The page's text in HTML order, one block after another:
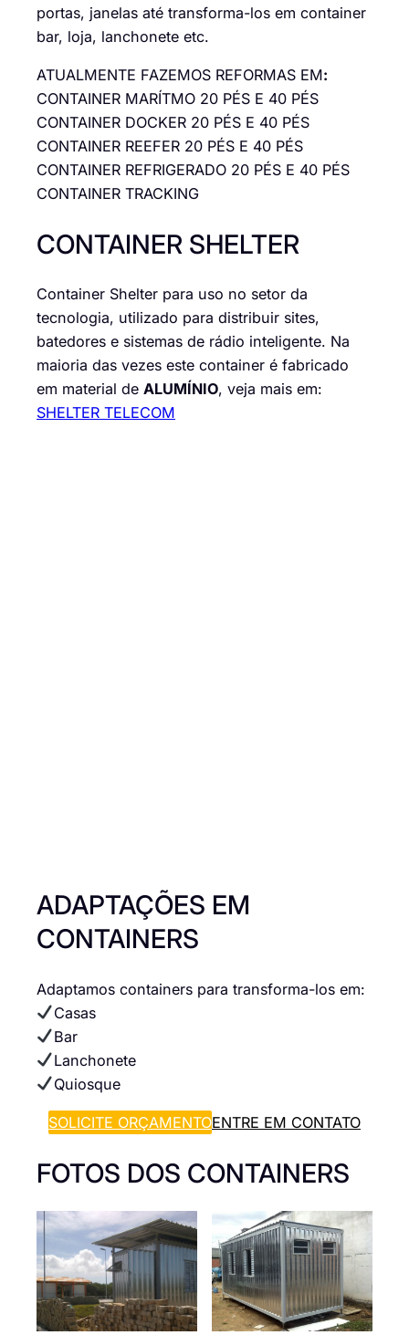
portas, janelas até transforma-los em container
bar, loja, lanchonete etc.
ATUALMENTE FAZEMOS REFORMAS EM:
CONTAINER MARÍTMO 20 PÉS E 40 PÉS
CONTAINER DOCKER 20 PÉS E 40 PÉS
CONTAINER REEFER 20 PÉS E 40 PÉS
CONTAINER REFRIGERADO 20 PÉS E 40 PÉS
CONTAINER TRACKING
CONTAINER SHELTER
Container Shelter para uso no setor da
tecnologia, utilizado para distribuir sites,
batedores e sistemas de rádio inteligente. Na
maioria das vezes este container é fabricado
em material de ALUMÍNIO, veja mais em:
SHELTER TELECOM
ADAPTAÇÕES EM
CONTAINERS
Adaptamos containers para transforma-los em:
Casas
Bar
Lanchonete
Quiosque
SOLICITE ORÇAMENTOENTRE EM CONTATO
FOTOS DOS CONTAINERS